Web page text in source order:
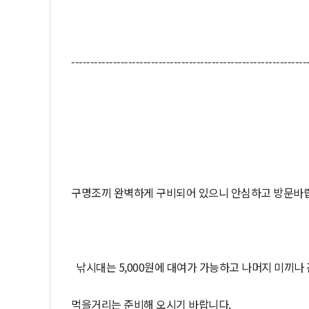
구명조끼 완벽하게 구비되어 있으니 안심하고 방문바
낚시대는 5,000원에 대여가 가능하고 나머지 미끼나
먹을거리는 준비해 오시기 바랍니다.